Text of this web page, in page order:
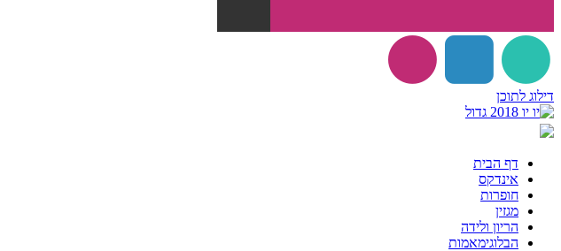
דילוג לתוכן
דף הבית
אינדקס
חופרות
מגזין
הריון ולידה
הבלוגימאמות